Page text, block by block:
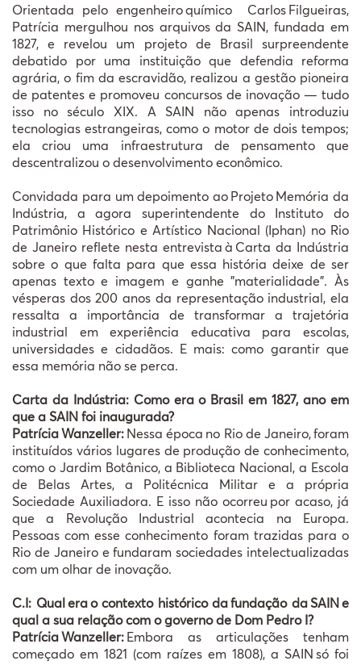
Orientada pelo engenheiroquímico CarlosFilgueiras,
Patrícia mergulhou nos arquivos da SAIN, fundada em
1827, e revelou um projeto de Brasil surpreendente
debatido por uma instituição que defendia reforma
agrária, o fim da escravidão, realizou a gestão pioneira
de patentes e promoveu concursos de inovação — tudo
isso no século XIX. A SAIN não apenas introduziu
tecnologias estrangeiras, como o motor de dois tempos;
ela criou uma infraestrutura de pensamento que
descentralizou o desenvolvimento econômico.
Convidada para um depoimento aoProjetoMemória da
Indústria, a agora superintendente do Instituto do
Patrimônio Histórico e Artístico Nacional (Iphan) no Rio
de Janeiro reflete nesta entrevistaà Carta da Indústria
sobre o que falta para que essa história deixe de ser
apenas texto e imagem e ganhe "materialidade". Às
vésperas dos 200 anos da representação industrial, ela
ressalta a importância de transformar a trajetória
industrial em experiência educativa para escolas,
universidades e cidadãos. E mais: como garantir que
essa memória não se perca.
Carta da Indústria: Como era o Brasil em 1827, ano em
que a SAIN foi inaugurada?
PatríciaWanzeller:Nessa época no Rio de Janeiro,foram
instituídos vários lugares de produção de conhecimento,
como o Jardim Botânico, a Biblioteca Nacional, a Escola
de Belas Artes, a Politécnica Militar e a própria
Sociedade Auxiliadora. E isso não ocorreu por acaso, já
que a Revolução Industrial acontecia na Europa.
Pessoas com esse conhecimento foram trazidas para o
Rio de Janeiro e fundaram sociedades intelectualizadas
com um olhar de inovação.
C.I: Qualerao contexto histórico dafundação daSAINe
qual a sua relação com o governo de Dom Pedro I?
PatríciaWanzeller:Embora as articulações tenham
começado em 1821 (com raízes em 1808), a SAINsó foi